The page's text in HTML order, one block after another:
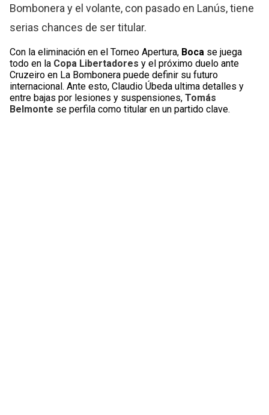
Bombonera y el volante, con pasado en Lanús, tiene
serias chances de ser titular.
Con la eliminación en el Torneo Apertura, Boca se juega
todo en la Copa Libertadores y el próximo duelo ante
Cruzeiro en La Bombonera puede definir su futuro
internacional. Ante esto, Claudio Úbeda ultima detalles y
entre bajas por lesiones y suspensiones,Tomás
Belmonte se perfila como titular en un partido clave.